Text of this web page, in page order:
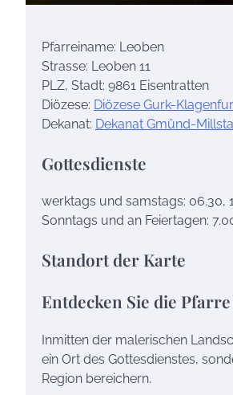
Pfarreiname: Leoben
Strasse: Leoben 11
PLZ, Stadt: 9861 Eisentratten
Diözese: Diözese Gurk-
Dekanat: Dekanat Gmünd-
Gottesdienste
werktags und samstags: 06.30,
Sonntags und an Feiertagen:
Standort der Karte
Entdecken Sie die
Inmitten der malerischen
ein Ort des Gottesdienstes,
Region bereichern.